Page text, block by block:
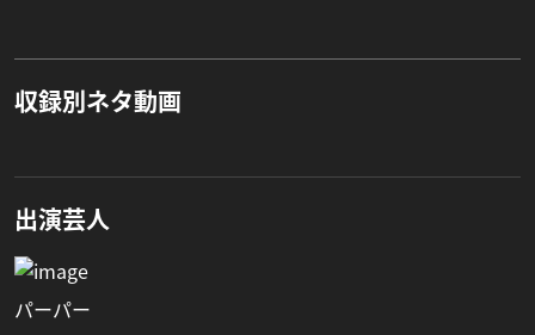
収録別ネタ動画
出演芸人
パーパー